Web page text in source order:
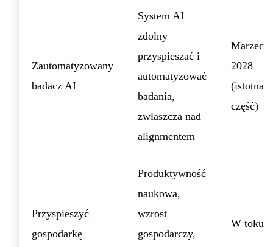
Zautomatyzowany
badacz AI
System AI
zdolny
przyspieszać i
automatyzować
badania,
zwłaszcza nad
alignmentem
Marzec
2028
(istotna
część)
Przyspieszyć
gospodarkę
Produktywność
naukowa,
wzrost
gospodarczy,
W toku